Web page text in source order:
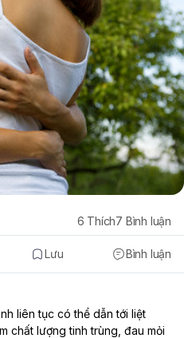
Lưu Bình luận
6 Thích7 Bình luận
liên tục có thể dẫn tới liệt
chất lượng tinh trùng, đau mỏi